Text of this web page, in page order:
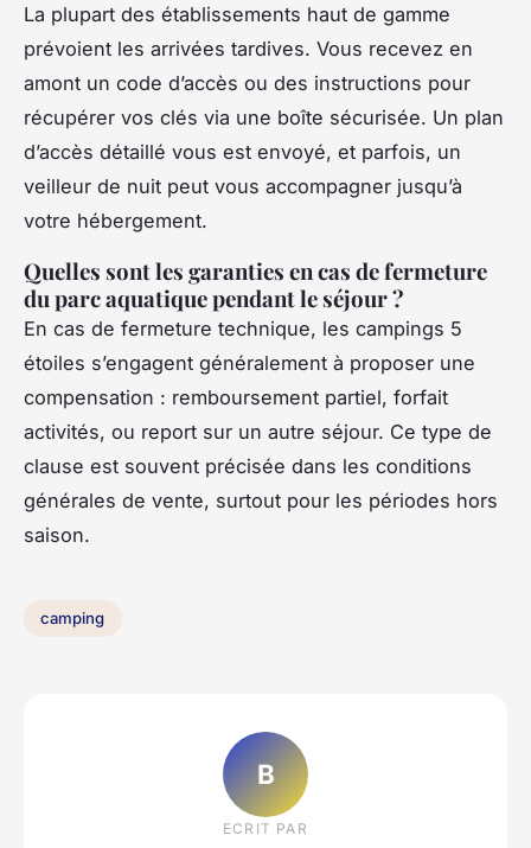
La plupart des établissements haut de gamme
prévoient les arrivées tardives. Vous recevez en
amont un code d’accès ou des instructions pour
récupérer vos clés via une boîte sécurisée. Un plan
d’accès détaillé vous est envoyé, et parfois, un
veilleur de nuit peut vous accompagner jusqu’à
votre hébergement.
Quelles sont les garanties en cas de fermeture
du parc aquatique pendant le séjour ?
En cas de fermeture technique, les campings 5
étoiles s’engagent généralement à proposer une
compensation : remboursement partiel, forfait
activités, ou report sur un autre séjour. Ce type de
clause est souvent précisée dans les conditions
générales de vente, surtout pour les périodes hors
saison.
camping
B
ECRIT PAR